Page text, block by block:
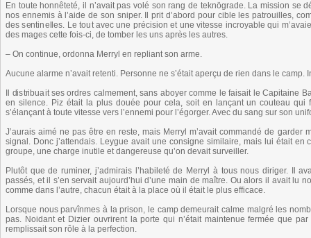
En toute honnêteté, il n’avait pas volé son rang de teknögrade. La mission se
nos ennemis à l’aide de son sniper. Il prit d’abord pour cible les patrouilles,
des sentinelles. Le tout avec une précision et une vitesse incroyable qui
des mages cette fois-ci, de tomber les uns après les autres.
– On continue, ordonna Merryl en repliant son arme.
Aucune alarme n’avait retenti. Personne ne s’était aperçu de rien dans le camp.
Il distribuait ses ordres calmement, sans aboyer comme le faisait le Capitaine
en silence. Piz était la plus douée pour cela, soit en lançant un couteau qui
s’élançant à toute vitesse vers l’ennemi pour l’égorger. Avec du sang sur son
J’aurais aimé ne pas être en reste, mais Merryl m’avait commandé de
signal. Donc j’attendais. Leygue avait une consigne similaire, mais lui était
groupe, une charge inutile et dangereuse qu’on devait surveiller.
Plutôt que de ruminer, j’admirais l’habileté de Merryl à tous nous diriger. Il
passés, et il s’en servait aujourd’hui d’une main de maître. Ou alors il avait lu
comme dans l’autre, chacun était à la place où il était le plus efficace.
Lorsque nous parvînmes à la prison, le camp demeurait calme malgré les
pas. Noidant et Dizier ouvrirent la porte qui n’était maintenue fermée que
remplissait son rôle à la perfection.